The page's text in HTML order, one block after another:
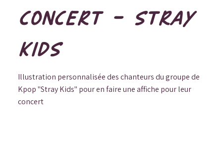
CONCERT - STRAY
KIDS
Illustration personnalisée des chanteurs du groupe de
Kpop "Stray Kids" pour en faire une affiche pour leur
concert